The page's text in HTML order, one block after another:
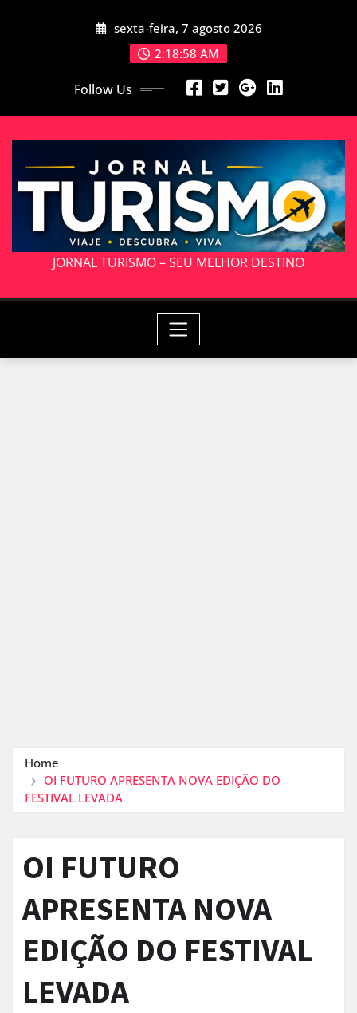
sexta-feira, 7 agosto 2026
2:18:59 AM
Follow Us
JORNAL TURISMO – SEU MELHOR DESTINO
Home
OI FUTURO APRESENTA NOVA EDIÇÃO DO
FESTIVAL LEVADA
OI FUTURO
APRESENTA NOVA
EDIÇÃO DO FESTIVAL
LEVADA